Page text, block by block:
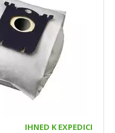
IHNED K EXPEDICI